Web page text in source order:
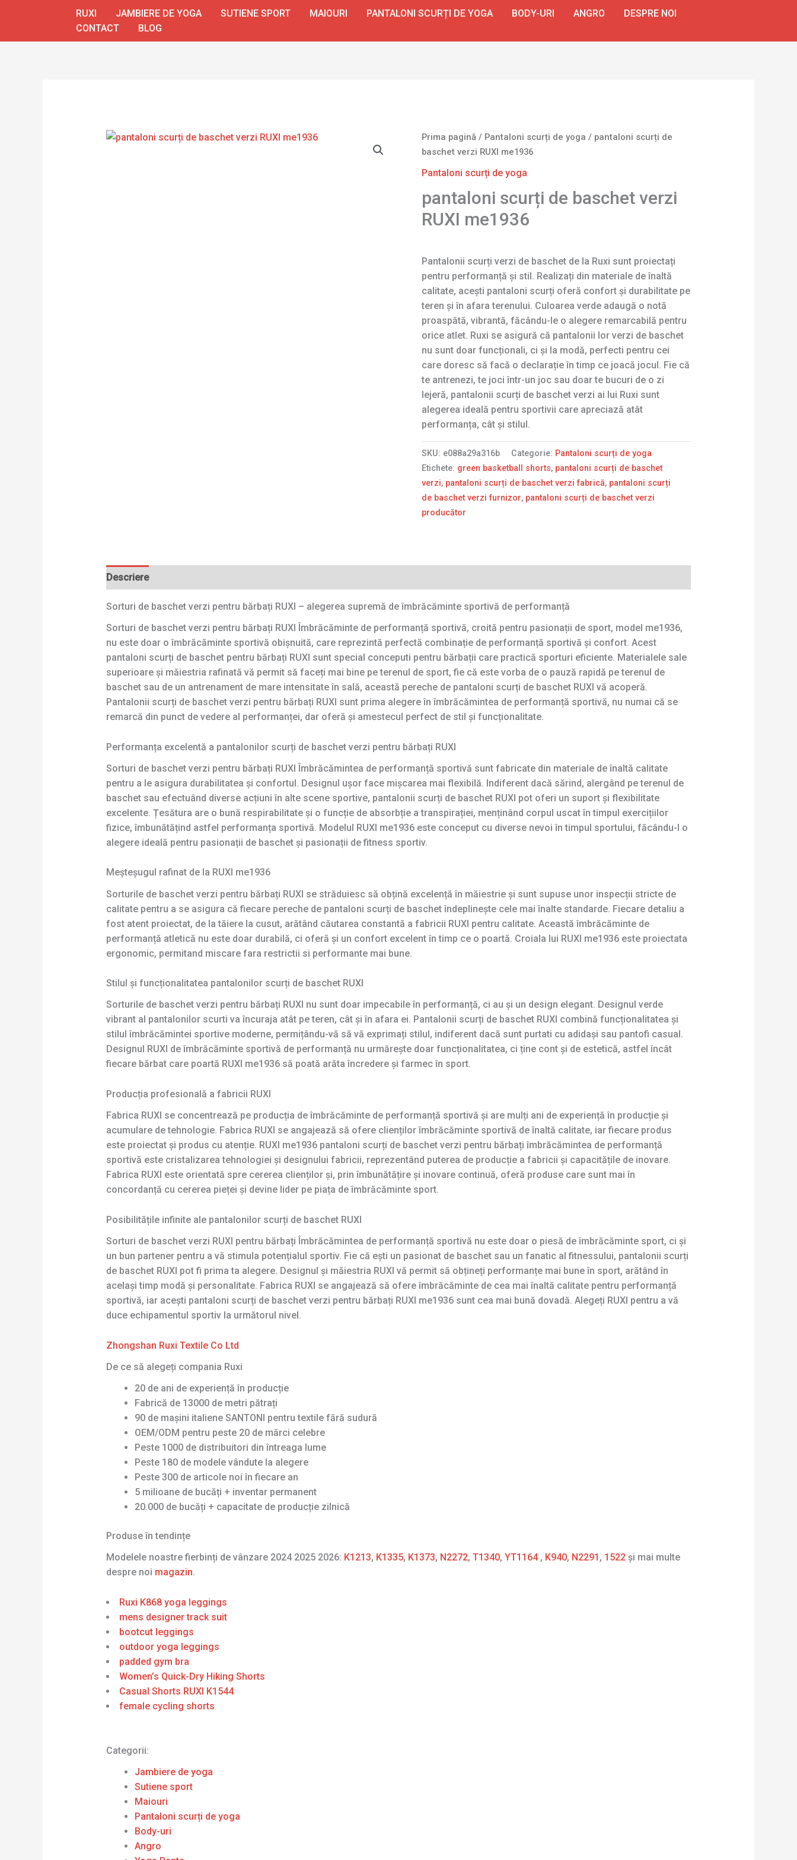
RUXI JAMBIERE DE YOGA SUTIENE SPORT MAIOURI PANTALONI SCURȚI DE YOGA BODY-URI ANGRO
DESPRE NOI
CONTACT
BLOG
Prima pagină / Pantaloni scurți de yoga / pantaloni scurți de
baschet verzi RUXI me1936
Pantaloni scurți de yoga
pantaloni scurți de baschet verzi
RUXI me1936
Pantalonii scurți verzi de baschet de la Ruxi sunt proiectați
pentru performanță și stil. Realizați din materiale de înaltă
calitate, acești pantaloni scurți oferă confort și durabilitate pe
teren și în afara terenului. Culoarea verde adaugă o notă
proaspătă, vibrantă, făcându-le o alegere remarcabilă pentru
orice atlet. Ruxi se asigură că pantalonii lor verzi de baschet
nu sunt doar funcționali, ci și la modă, perfecti pentru cei
care doresc să facă o declarație în timp ce joacă jocul. Fie că
te antrenezi, te joci într-un joc sau doar te bucuri de o zi
lejeră, pantalonii scurți de baschet verzi ai lui Ruxi sunt
alegerea ideală pentru sportivii care apreciază atât
performanța, cât și stilul.
SKU: e088a29a316b Categorie: Pantaloni scurți de yoga
Etichete: green basketball shorts, pantaloni scurți de baschet
verzi, pantaloni scurți de baschet verzi fabrică, pantaloni scurți
de baschet verzi furnizor, pantaloni scurți de baschet verzi
producător
Descriere
Sorturi de baschet verzi pentru bărbați RUXI – alegerea supremă de îmbrăcăminte sportivă de performanță
Sorturi de baschet verzi pentru bărbați RUXI Îmbrăcăminte de performanță sportivă, croită pentru pasionații de sport, model me1936,
nu este doar o îmbrăcăminte sportivă obișnuită, care reprezintă perfectă combinație de performanță sportivă și confort. Acest
pantaloni scurți de baschet pentru bărbați RUXI sunt special conceputi pentru bărbații care practică sporturi eficiente. Materialele sale
superioare și măiestria rafinată vă permit să faceți mai bine pe terenul de sport, fie că este vorba de o pauză rapidă pe terenul de
baschet sau de un antrenament de mare intensitate în sală, această pereche de pantaloni scurți de baschet RUXI vă acoperă.
Pantalonii scurți de baschet verzi pentru bărbați RUXI sunt prima alegere în îmbrăcămintea de performanță sportivă, nu numai că se
remarcă din punct de vedere al performanței, dar oferă și amestecul perfect de stil și funcționalitate.
Performanța excelentă a pantalonilor scurți de baschet verzi pentru bărbați RUXI
Sorturi de baschet verzi pentru bărbați RUXI Îmbrăcămintea de performanță sportivă sunt fabricate din materiale de înaltă calitate
pentru a le asigura durabilitatea și confortul. Designul ușor face mișcarea mai flexibilă. Indiferent dacă sărind, alergând pe terenul de
baschet sau efectuând diverse acțiuni în alte scene sportive, pantalonii scurți de baschet RUXI pot oferi un suport și flexibilitate
excelente. Țesătura are o bună respirabilitate și o funcție de absorbție a transpirației, menținând corpul uscat în timpul exercițiilor
fizice, îmbunătățind astfel performanța sportivă. Modelul RUXI me1936 este conceput cu diverse nevoi în timpul sportului, făcându-l o
alegere ideală pentru pasionații de baschet și pasionații de fitness sportiv.
Meșteșugul rafinat de la RUXI me1936
Sorturile de baschet verzi pentru bărbați RUXI se străduiesc să obțină excelență în măiestrie și sunt supuse unor inspecții stricte de
calitate pentru a se asigura că fiecare pereche de pantaloni scurți de baschet îndeplinește cele mai înalte standarde. Fiecare detaliu a
fost atent proiectat, de la tăiere la cusut, arătând căutarea constantă a fabricii RUXI pentru calitate. Această îmbrăcăminte de
performanță atletică nu este doar durabilă, ci oferă și un confort excelent în timp ce o poartă. Croiala lui RUXI me1936 este proiectata
ergonomic, permitand miscare fara restrictii si performante mai bune.
Stilul și funcționalitatea pantalonilor scurți de baschet RUXI
Sorturile de baschet verzi pentru bărbați RUXI nu sunt doar impecabile în performanță, ci au și un design elegant. Designul verde
vibrant al pantalonilor scurti va încuraja atât pe teren, cât și în afara ei. Pantalonii scurți de baschet RUXI combină funcționalitatea și
stilul îmbrăcămintei sportive moderne, permițându-vă să vă exprimați stilul, indiferent dacă sunt purtati cu adidași sau pantofi casual.
Designul RUXI de îmbrăcăminte sportivă de performanță nu urmărește doar funcționalitatea, ci ține cont și de estetică, astfel încât
fiecare bărbat care poartă RUXI me1936 să poată arăta încredere și farmec în sport.
Producția profesională a fabricii RUXI
Fabrica RUXI se concentrează pe producția de îmbrăcăminte de performanță sportivă și are mulți ani de experiență în producție și
acumulare de tehnologie. Fabrica RUXI se angajează să ofere clienților îmbrăcăminte sportivă de înaltă calitate, iar fiecare produs
este proiectat și produs cu atenție. RUXI me1936 pantaloni scurți de baschet verzi pentru bărbați îmbrăcămintea de performanță
sportivă este cristalizarea tehnologiei și designului fabricii, reprezentând puterea de producție a fabricii și capacitățile de inovare.
Fabrica RUXI este orientată spre cererea clienților și, prin îmbunătățire și inovare continuă, oferă produse care sunt mai în
concordanță cu cererea pieței și devine lider pe piața de îmbrăcăminte sport.
Posibilitățile infinite ale pantalonilor scurți de baschet RUXI
Sorturi de baschet verzi RUXI pentru bărbați Îmbrăcămintea de performanță sportivă nu este doar o piesă de îmbrăcăminte sport, ci și
un bun partener pentru a vă stimula potențialul sportiv. Fie că ești un pasionat de baschet sau un fanatic al fitnessului, pantalonii scurți
de baschet RUXI pot fi prima ta alegere. Designul și măiestria RUXI vă permit să obțineți performanțe mai bune în sport, arătând în
același timp modă și personalitate. Fabrica RUXI se angajează să ofere îmbrăcăminte de cea mai înaltă calitate pentru performanță
sportivă, iar acești pantaloni scurți de baschet verzi pentru bărbați RUXI me1936 sunt cea mai bună dovadă. Alegeți RUXI pentru a vă
duce echipamentul sportiv la următorul nivel.
Zhongshan Ruxi Textile Co Ltd
De ce să alegeți compania Ruxi
20 de ani de experiență în producție
Fabrică de 13000 de metri pătrați
90 de mașini italiene SANTONI pentru textile fără sudură
OEM/ODM pentru peste 20 de mărci celebre
Peste 1000 de distribuitori din întreaga lume
Peste 180 de modele vândute la alegere
Peste 300 de articole noi în fiecare an
5 milioane de bucăți + inventar permanent
20.000 de bucăți + capacitate de producție zilnică
Produse în tendințe
Modelele noastre fierbinți de vânzare 2024 2025 2026: K1213, K1335, K1373, N2272, T1340, YT1164, K940, N2291 , 1522 și mai multe
despre noi magazin.
Ruxi K868 yoga leggings
mens designer track suit
bootcut leggings
outdoor yoga leggings
padded gym bra
Women’s Quick-Dry Hiking Shorts
Casual Shorts RUXI K1544
female cycling shorts
Categorii:
Jambiere de yoga
Sutiene sport
Maiouri
Pantaloni scurți de yoga
Body-uri
Angro